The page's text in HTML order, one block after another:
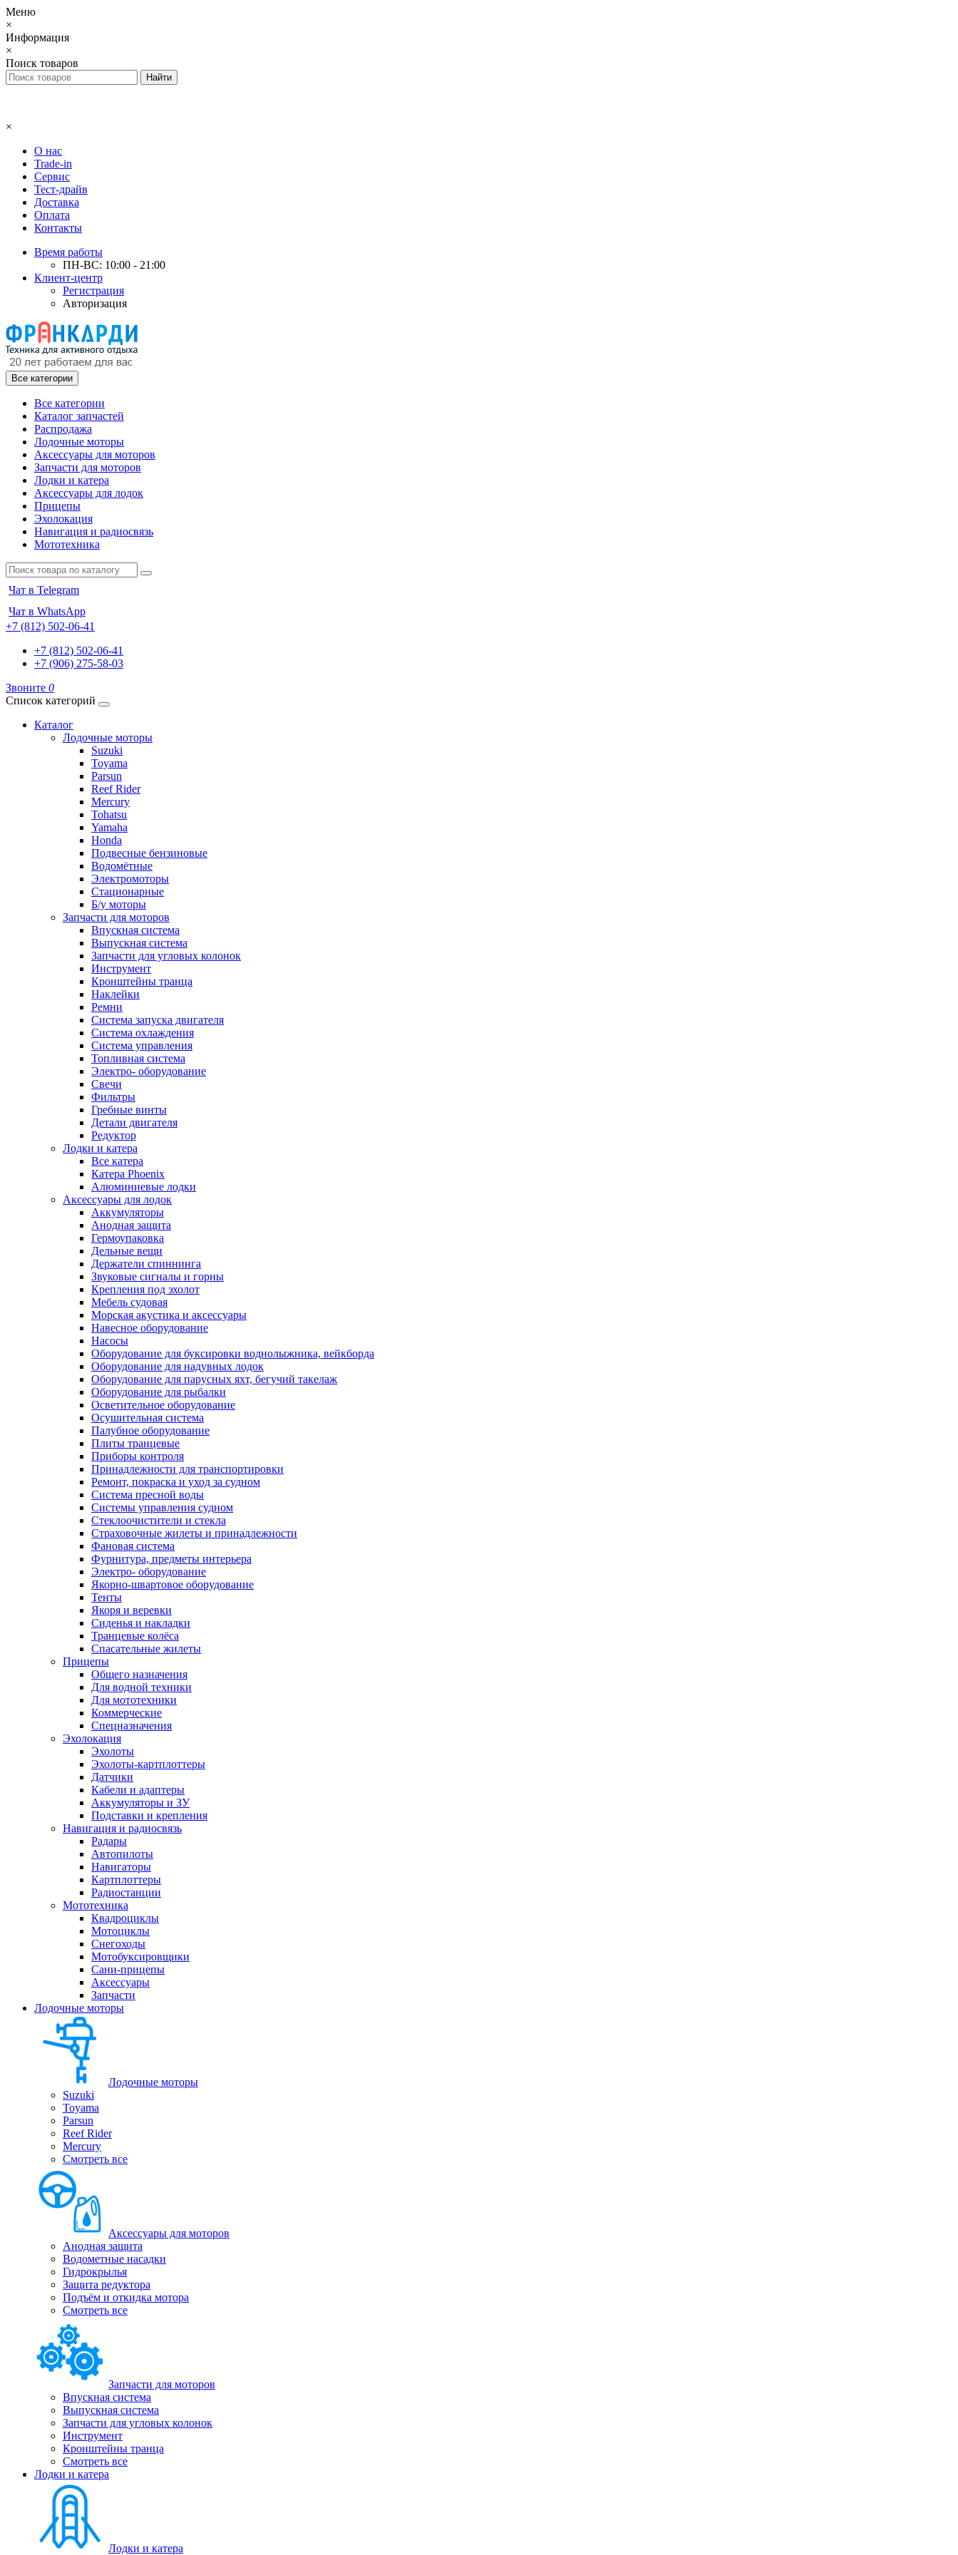
Меню
×
Информация
×
Поиск товаров
×
О нас
Trade-in
Сервис
Тест-драйв
Доставка
Оплата
Контакты
Время работы
ПН-ВС: 10:00 - 21:00
Клиент-центр
Регистрация
Авторизация
Все категории
Все категории
Каталог запчастей
Распродажа
Лодочные моторы
Аксессуары для моторов
Запчасти для моторов
Лодки и катера
Аксессуары для лодок
Прицепы
Эхолокация
Навигация и радиосвязь
Мототехника
Чат в Telegram
Чат в WhatsApp
+7 (812) 502-06-41
+7 (812) 502-06-41
+7 (906) 275-58-03
Звоните 0
Список категорий
Каталог
Лодочные моторы
Suzuki
Toyama
Parsun
Reef Rider
Mercury
Tohatsu
Yamaha
Honda
Подвесные бензиновые
Водомётные
Электромоторы
Стационарные
Б/у моторы
Запчасти для моторов
Впускная система
Выпускная система
Запчасти для угловых колонок
Инструмент
Кронштейны транца
Наклейки
Ремни
Система запуска двигателя
Система охлаждения
Система управления
Топливная система
Электро- оборудование
Свечи
Фильтры
Гребные винты
Детали двигателя
Редуктор
Лодки и катера
Все катера
Катера Phoenix
Алюминиевые лодки
Аксессуары для лодок
Аккумуляторы
Анодная защита
Гермоупаковка
Дельные вещи
Держатели спиннинга
Звуковые сигналы и горны
Крепления под эхолот
Мебель судовая
Морская акустика и аксессуары
Навесное оборудование
Насосы
Оборудование для буксировки воднолыжника, вейкборда
Оборудование для надувных лодок
Оборудование для парусных яхт, бегучий такелаж
Оборудование для рыбалки
Осветительное оборудование
Осушительная система
Палубное оборудование
Плиты транцевые
Приборы контроля
Принадлежности для транспортировки
Ремонт, покраска и уход за судном
Система пресной воды
Системы управления судном
Стеклоочистители и стекла
Страховочные жилеты и принадлежности
Фановая система
Фурнитура, предметы интерьера
Электро- оборудование
Якорно-швартовое оборудование
Тенты
Якоря и веревки
Сиденья и накладки
Транцевые колёса
Спасательные жилеты
Прицепы
Общего назначения
Для водной техники
Для мототехники
Коммерческие
Спецназначения
Эхолокация
Эхолоты
Эхолоты-картплоттеры
Датчики
Кабели и адаптеры
Аккумуляторы и ЗУ
Подставки и крепления
Навигация и радиосвязь
Радары
Автопилоты
Навигаторы
Картплоттеры
Радиостанции
Мототехника
Квадроциклы
Мотоциклы
Снегоходы
Мотобуксировщики
Сани-прицепы
Аксессуары
Запчасти
Лодочные моторы
Лодочные моторы
Suzuki
Toyama
Parsun
Reef Rider
Mercury
Смотреть все
Аксессуары для моторов
Анодная защита
Водометные насадки
Гидрокрылья
Защита редуктора
Подъём и откидка мотора
Смотреть все
Запчасти для моторов
Впускная система
Выпускная система
Запчасти для угловых колонок
Инструмент
Кронштейны транца
Смотреть все
Лодки и катера
Лодки и катера